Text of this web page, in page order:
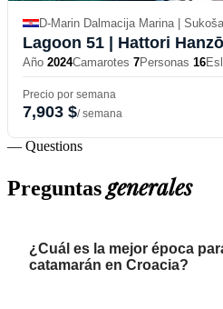
D-Marin Dalmacija Marina |
Lagoon 51 | Hattori Hanzō
Año 2024Camarotes 7Personas 16
Precio por semana
7,903 $/ semana
— Questions
Preguntasgenerales
¿Cuál es la mejor época
catamarán en Croacia?